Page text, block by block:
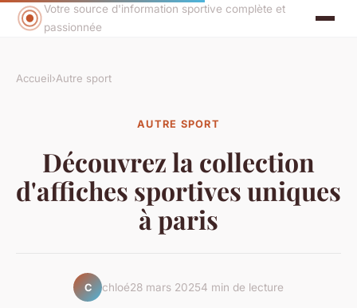
Votre source d'information sportive complète et
passionnée
Accueil›Autre sport
AUTRE SPORT
Découvrez la collection
d'affiches sportives uniques
à paris
C chloé28 mars 20254 min de lecture